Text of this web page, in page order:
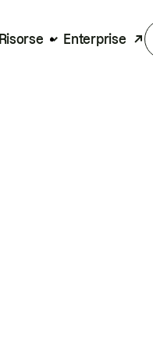
Risorse Enterprise